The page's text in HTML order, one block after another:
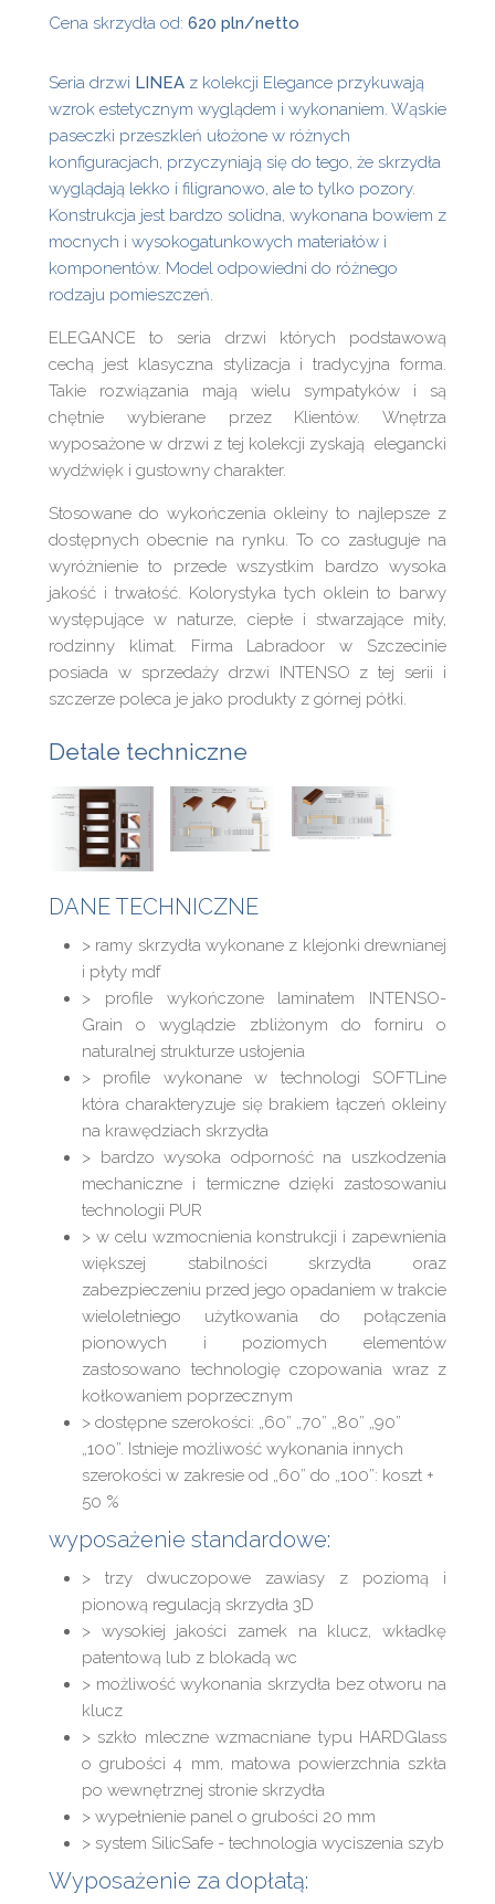
Cena skrzydła od: 620 pln/netto
Seria drzwi LINEA z kolekcji Elegance przykuwają
wzrok estetycznym wyglądem i wykonaniem. Wąskie
paseczki przeszkleń ułożone w różnych
konfiguracjach, przyczyniają się do tego, że skrzydła
wyglądają lekko i filigranowo, ale to tylko pozory.
Konstrukcja jest bardzo solidna, wykonana bowiem z
mocnych i wysokogatunkowych materiałów i
komponentów. Model odpowiedni do różnego
rodzaju pomieszczeń.
ELEGANCE to seria drzwi których podstawową
cechą jest klasyczna stylizacja i tradycyjna forma.
Takie rozwiązania mają wielu sympatyków i są
chętnie wybierane przez Klientów. Wnętrza
wyposażone w drzwi z tej kolekcji zyskają elegancki
wydźwięk i gustowny charakter.
Stosowane do wykończenia okleiny to najlepsze z
dostępnych obecnie na rynku. To co zasługuje na
wyróżnienie to przede wszystkim bardzo wysoka
jakość i trwałość. Kolorystyka tych oklein to barwy
występujące w naturze, ciepłe i stwarzające miły,
rodzinny klimat. Firma Labradoor w Szczecinie
posiada w sprzedaży drzwi INTENSO z tej serii i
szczerze poleca je jako produkty z górnej półki.
Detale techniczne
DANE TECHNICZNE
> ramy skrzydła wykonane z klejonki drewnianej
i płyty mdf
> profile wykończone laminatem INTENSO-
Grain o wyglądzie zbliżonym do forniru o
naturalnej strukturze usłojenia
> profile wykonane w technologi SOFTLine
która charakteryzuje się brakiem łączeń okleiny
na krawędziach skrzydła
> bardzo wysoka odporność na uszkodzenia
mechaniczne i termiczne dzięki zastosowaniu
technologii PUR
> w celu wzmocnienia konstrukcji i zapewnienia
większej stabilności skrzydła oraz
zabezpieczeniu przed jego opadaniem w trakcie
wieloletniego użytkowania do połączenia
pionowych i poziomych elementów
zastosowano technologię czopowania wraz z
kołkowaniem poprzecznym
> dostępne szerokości: „60” „70” „80” „90”
„100”. Istnieje możliwość wykonania innych
szerokości w zakresie od „60” do „100”: koszt +
50 %
wyposażenie standardowe:
> trzy dwuczopowe zawiasy z poziomą i
pionową regulacją skrzydła 3D
> wysokiej jakości zamek na klucz, wkładkę
patentową lub z blokadą wc
> możliwość wykonania skrzydła bez otworu na
klucz
> szkło mleczne wzmacniane typu HARDGlass
o grubości 4 mm, matowa powierzchnia szkła
po wewnętrznej stronie skrzydła
> wypełnienie panel o grubości 20 mm
> system SilicSafe - technologia wyciszenia szyb
Wyposażenie za dopłatą: